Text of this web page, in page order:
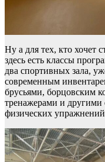
Ну а для тех, кто хочет
здесь есть классы
два спортивных зала,
современным
брусьями, борцовским
тренажерами и
физических